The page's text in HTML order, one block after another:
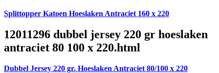
Splittopper Katoen Hoeslaken Antraciet 160 x 220
12011296 dubbel jersey 220 gr hoeslaken
antraciet 80 100 x 220.html
Dubbel Jersey 220 gr. Hoeslaken Antraciet 80/100 x 220